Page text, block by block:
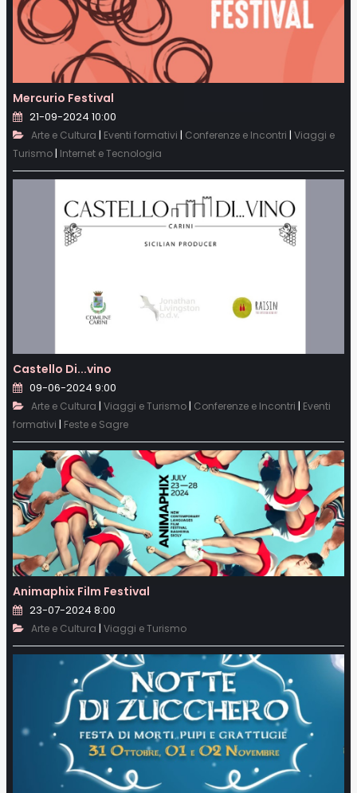
Mercurio Festival
21-09-2024 10:00
Arte e Cultura | Eventi formativi | Conferenze e Incontri | Viaggi e
Turismo | Internet e Tecnologia
Castello Di...vino
09-06-2024 9:00
Arte e Cultura | Viaggi e Turismo| Conferenze e Incontri | Eventi
formativi | Feste e Sagre
Animaphix Film Festival
23-07-2024 8:00
Arte e Cultura | Viaggi e Turismo